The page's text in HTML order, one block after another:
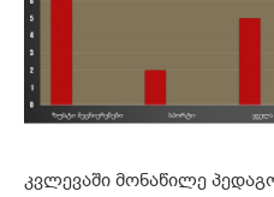
კვლევაში მონაწილე